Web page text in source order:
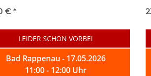
€ *
LEIDER SCHON VORBEI
Bad Rappenau - 17.05.2026
11:00 - 12:00 Uhr